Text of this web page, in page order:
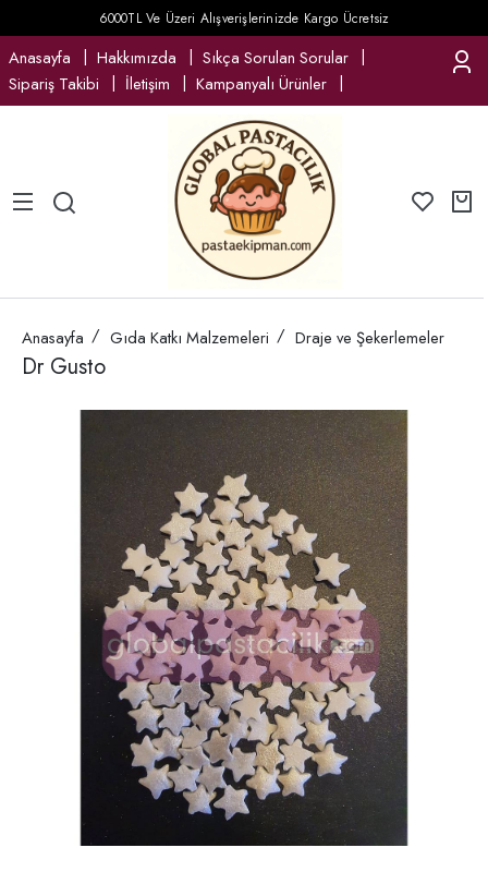
6000TL Ve Üzeri Alışverişlerinizde Kargo Ücretsiz
Anasayfa Hakkımızda
Sıkça Sorulan Sorular
Sipariş Takibi
İletişim Kampanyalı Ürünler
Anasayfa Gıda Katkı Malzemeleri Draje ve Şekerlemeler
Dr Gusto